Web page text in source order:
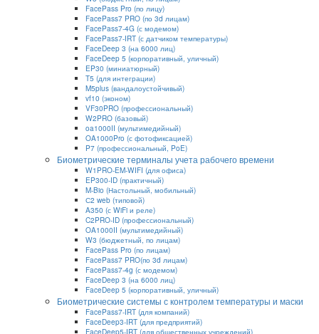
FacePass Pro (по лицу)
FacePass7 PRO (по 3d лицам)
FacePass7-4G (с модемом)
FacePass7-IRT (с датчиком температуры)
FaceDeep 3 (на 6000 лиц)
FaceDeep 5 (корпоративный, уличный)
EP30 (миниатюрный)
T5 (для интеграции)
M5plus (вандалоустойчивый)
vf10 (эконом)
VF30PRO (профессиональный)
W2PRO (базовый)
oa1000II (мультимедийный)
OA1000Pro (с фотофиксацией)
P7 (профессиональный, PoE)
Биометрические терминалы учета рабочего времени
W1PRO-EM-WIFI (для офиса)
EP300-ID (практичный)
M-Bio (Настольный, мобильный)
С2 web (типовой)
A350 (с WiFi и реле)
C2PRO-ID (профессиональный)
OA1000II (мультимедийный)
W3 (бюджетный, по лицам)
FacePass Pro (по лицам)
FacePass7 PRO(по 3d лицам)
FacePass7-4g (с модемом)
FaceDeep 3 (на 6000 лиц)
FaceDeep 5 (корпоративный, уличный)
Биометрические системы с контролем температуры и маски
FacePass7-IRT (для компаний)
FaceDeep3-IRT (для предприятий)
FaceDeep5-IRT (для общественных учреждений)